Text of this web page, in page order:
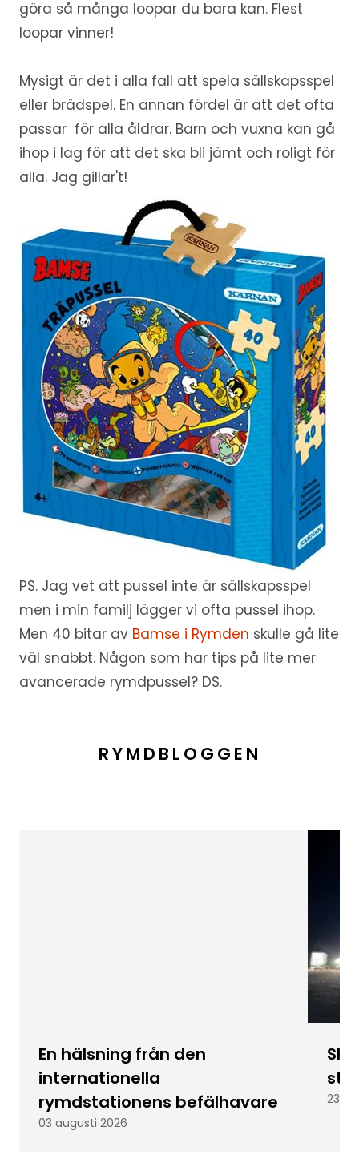
göra så många loopar du bara kan. Flest
loopar vinner!
Mysigt är det i alla fall att spela sällskapsspel
eller brädspel. En annan fördel är att det ofta
passar för alla åldrar. Barn och vuxna kan gå
ihop i lag för att det ska bli jämt och roligt för
alla. Jag gillar't!
PS. Jag vet att pussel inte är sällskapsspel
men i min familj lägger vi ofta pussel ihop.
Men 40 bitar av Bamse i Rymden skulle gå lite
väl snabbt. Någon som har tips på lite mer
avancerade rymdpussel? DS.
RYMDBLOGGEN
En hälsning från den
internationella
rymdstationens befälhavare
03 augusti 2026
23